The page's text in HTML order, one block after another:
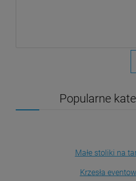
Popularne
Małe stoliki na
Krzesła